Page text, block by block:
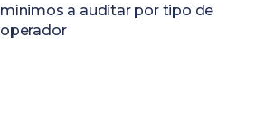
mínimos a auditar por tipo de
operador